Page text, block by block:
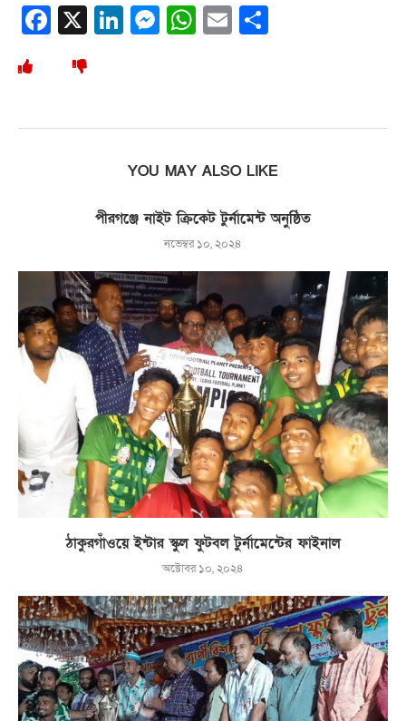
Facebook
X LinkedIn
Messenger
WhatsApp
Email
YOU MAY ALSO LIKE
পীরগঞ্জে নাইট ক্রিকেট টুর্নামেন্ট অনুষ্ঠিত
নভেম্বর ১০, ২০২৪
ঠাকুরগাঁওয়ে ইন্টার স্কুল ফুটবল টুর্নামেন্টের ফাইনাল
অক্টোবর ১০, ২০২৪